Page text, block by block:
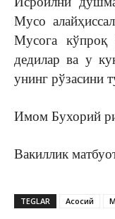
Мусо
Мусога кўпроқ
дедилар ва у
унинг рўзасини
Имом Бухорий
Вакиллик
TEGLAR Асосий